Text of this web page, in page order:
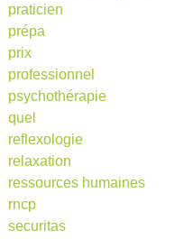
praticien
prépa
prix
professionnel
psychothérapie
quel
reflexologie
relaxation
ressources humaines
rncp
securitas